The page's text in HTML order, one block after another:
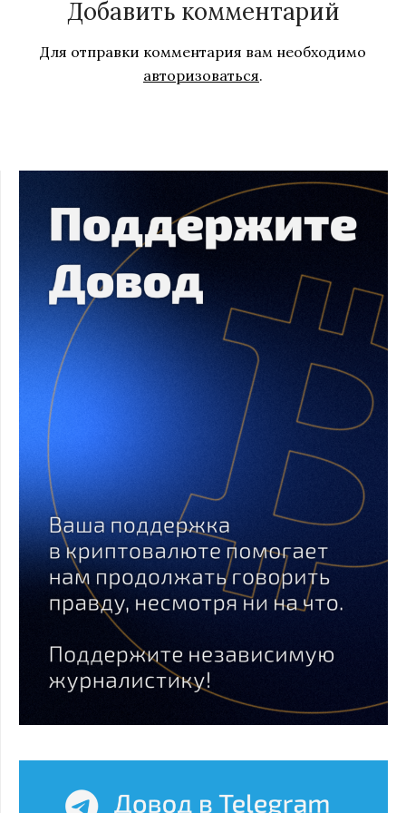
Добавить комментарий
Для отправки комментария вам необходимо
авторизоваться.